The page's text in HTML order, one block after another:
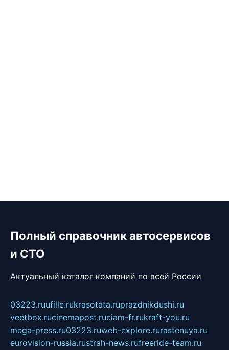
Полный справочник автосервисов
и СТО
Актуальный каталог компаний по всей России
03223.ruufille.rukrasotata.ruprazdnikdushi.ru
veetbox.rucinemapost.ruciam-fr.rukraft-you.ru
mega-press.ru03223.ruweb-explore.rurastenuya.ru
eurovision-russia.rustrah-news.rufreeride-team.ru